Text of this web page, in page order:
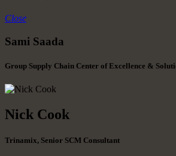
Close
Sami Saada
Group Supply Chain Center of Excellence &
Nick Cook
Trinamix, Senior SCM Consultant